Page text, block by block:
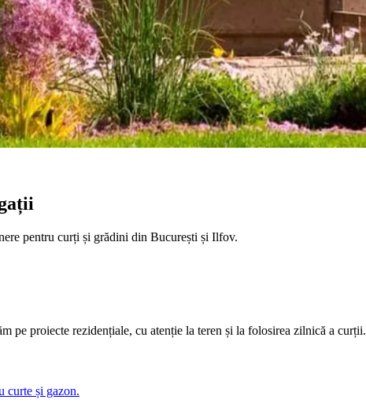
pentru curți și grădini din București și Ilfov.
proiecte rezidențiale, cu atenție la teren și la folosirea zilnică a curții.
curte și gazon.